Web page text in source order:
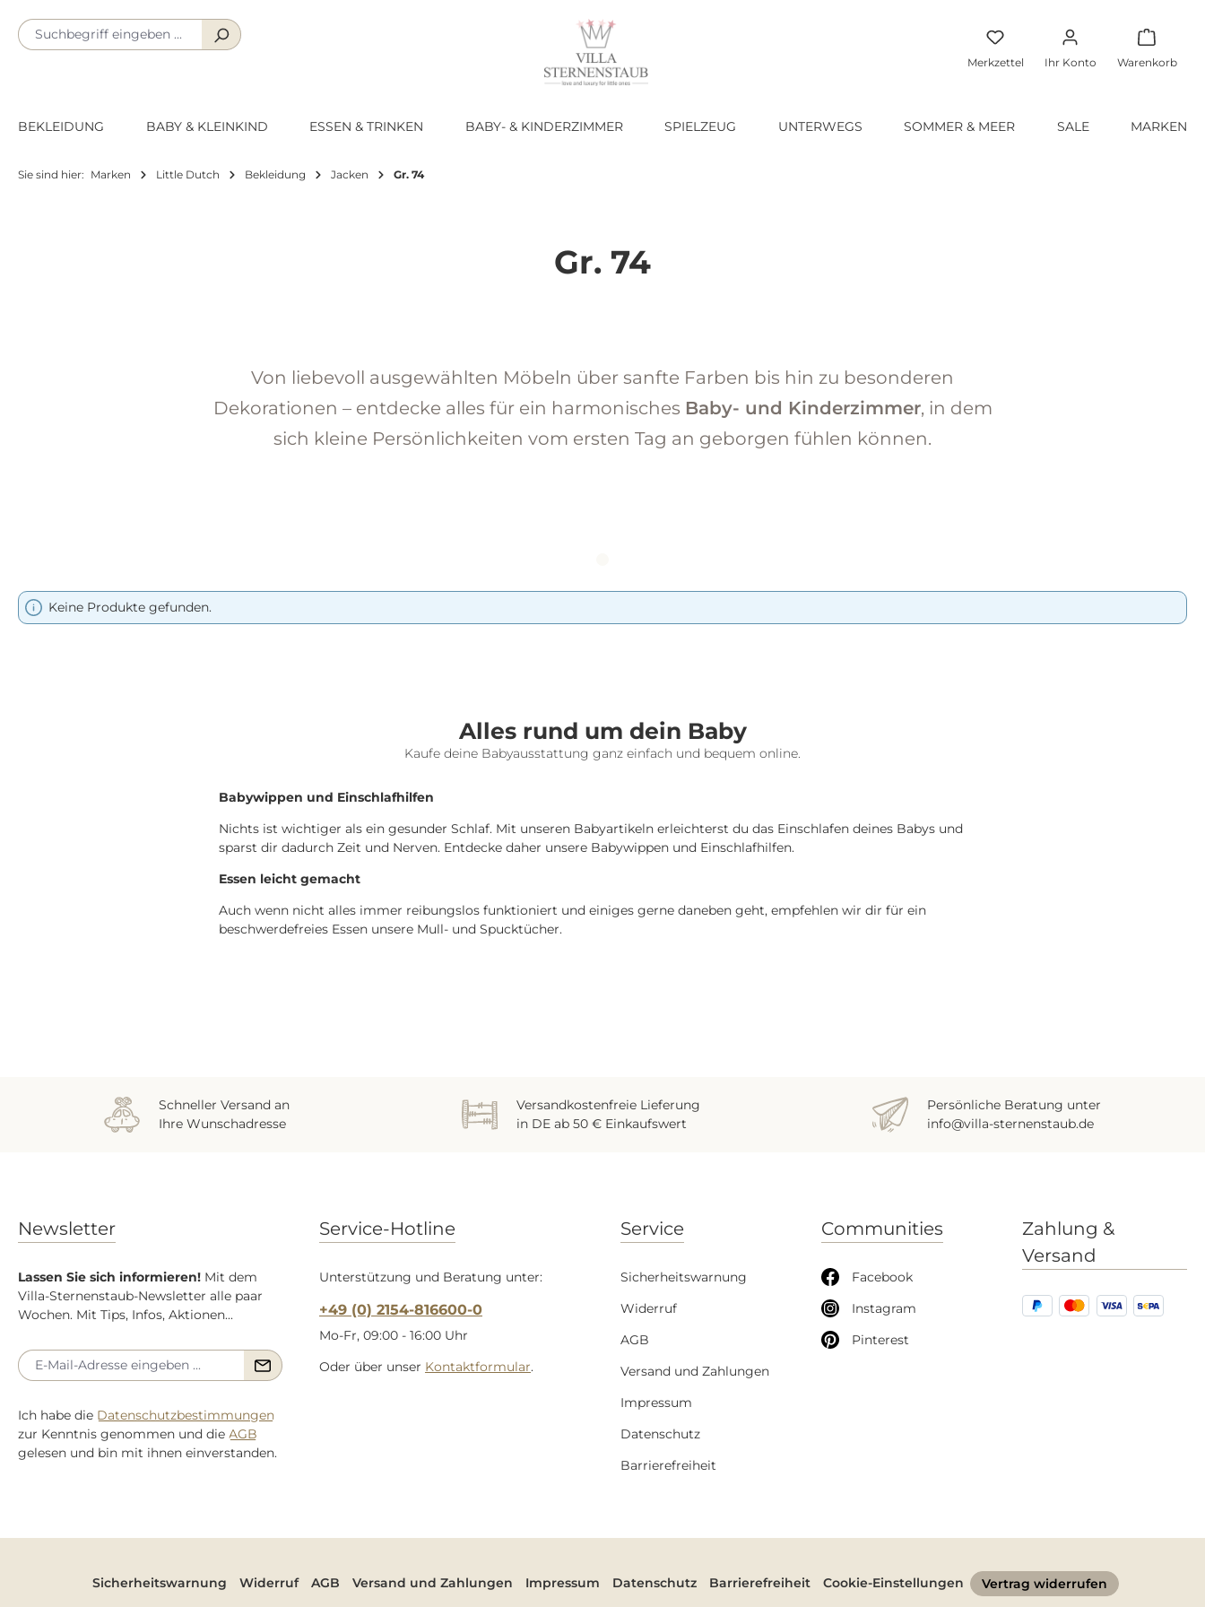
Hauptinhalt springen
Zur Suche springen
Zur Hauptnavigation springen
Merkzettel Ihr Konto Warenkorb
BEKLEIDUNG BABY & KLEINKIND ESSEN & TRINKEN BABY- & KINDERZIMMER SPIELZEUG UNTERWEGS SOMMER & MEER SALE MARKEN
Sie sind hier: Marken Little Dutch Bekleidung Jacken Gr. 74
Gr. 74
Von liebevoll ausgewählten Möbeln über sanfte Farben bis hin zu besonderen
Dekorationen – entdecke alles für ein harmonisches Baby- und Kinderzimmer, in dem
sich kleine Persönlichkeiten vom ersten Tag an geborgen fühlen können.
Keine Produkte gefunden.
Alles rund um dein Baby
Kaufe deine Babyausstattung ganz einfach und bequem online.
Babywippen und Einschlafhilfen
Nichts ist wichtiger als ein gesunder Schlaf. Mit unseren Babyartikeln erleichterst du das Einschlafen deines Babys und
sparst dir dadurch Zeit und Nerven. Entdecke daher unsere Babywippen und Einschlafhilfen.
Essen leicht gemacht
Auch wenn nicht alles immer reibungslos funktioniert und einiges gerne daneben geht, empfehlen wir dir für ein
beschwerdefreies Essen unsere Mull- und Spucktücher.
Schneller Versand an
Ihre Wunschadresse
Versandkostenfreie Lieferung
in DE ab 50 € Einkaufswert
Persönliche Beratung unter
info@villa-sternenstaub.de
Newsletter
Lassen Sie sich informieren! Mit dem
Villa-Sternenstaub-Newsletter alle paar
Wochen. Mit Tips, Infos, Aktionen...
Ich habe die Datenschutzbestimmungen
zur Kenntnis genommen und die AGB
gelesen und bin mit ihnen einverstanden.
Service-Hotline
Unterstützung und Beratung unter:
+49 (0) 2154-816600-0
Mo-Fr, 09:00 - 16:00 Uhr
Oder über unser Kontaktformular.
Service
Sicherheitswarnung
Widerruf
AGB
Versand und Zahlungen
Impressum
Datenschutz
Barrierefreiheit
Communities
Facebook
Instagram
Pinterest
Zahlung &
Versand
Sicherheitswarnung Widerruf AGB Versand und Zahlungen Impressum Datenschutz Barrierefreiheit Cookie-Einstellungen Vertrag widerrufen